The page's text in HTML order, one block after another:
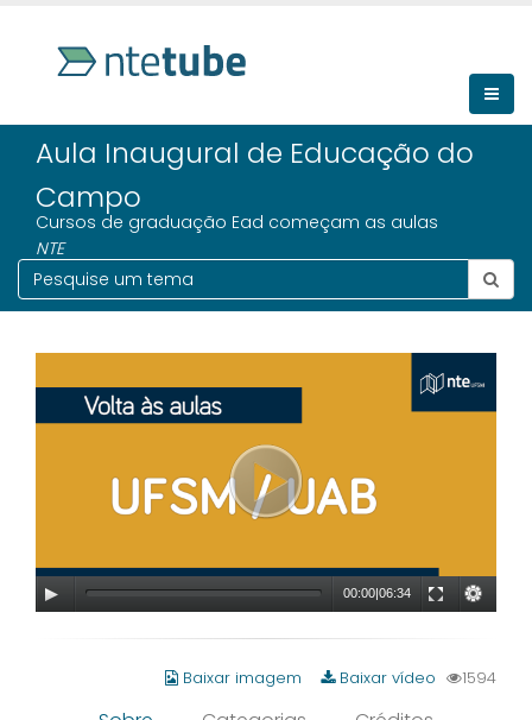
Aula Inaugural de Educação do
Campo
Cursos de graduação Ead começam as aulas
NTE
00:00|06:34
Baixar imagem Baixar vídeo 1594